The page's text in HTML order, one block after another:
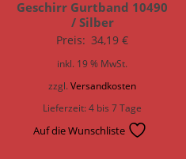
Geschirr Gurtband 10490
/ Silber
Preis: 34,19€
inkl. 19 % MwSt.
zzgl.Versandkosten
Lieferzeit:4 bis 7 Tage
Auf die Wunschliste